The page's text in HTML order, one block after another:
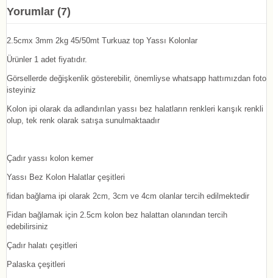
Yorumlar (7)
2.5cmx 3mm 2kg 45/50mt Turkuaz top Yassı Kolonlar
Ürünler 1 adet fiyatıdır.
Görsellerde değişkenlik gösterebilir, önemliyse whatsapp hattımızdan foto
isteyiniz
Kolon ipi olarak da adlandırılan yassı bez halatların renkleri karışık renkli
olup, tek renk olarak satışa sunulmaktaadır
Çadır yassı kolon kemer
Yassı Bez Kolon Halatlar çeşitleri
fidan bağlama ipi olarak 2cm, 3cm ve 4cm olanlar tercih edilmektedir
Fidan bağlamak için 2.5cm kolon bez halattan olanından tercih
edebilirsiniz
Çadır halatı çeşitleri
Palaska çeşitleri